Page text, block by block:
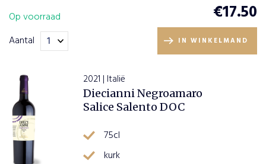
Op voorraad
€17.50
Aantal IN WINKELMAND
2021 | Italië
Diecianni Negroamaro
Salice Salento DOC
75cl
kurk